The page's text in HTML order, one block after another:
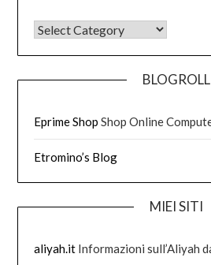
DI COSA HO SCRITTO
BLOGROLL
Eprime Shop Shop Online
Etromino’s Blog
MIEI SITI
aliyah.it Informazioni sull’Aliyah